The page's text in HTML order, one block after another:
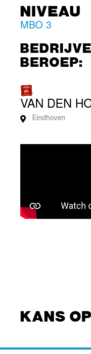
NIVEAU
MBO 3
BEROEP:
VAN DEN
Eindhoven
KANS